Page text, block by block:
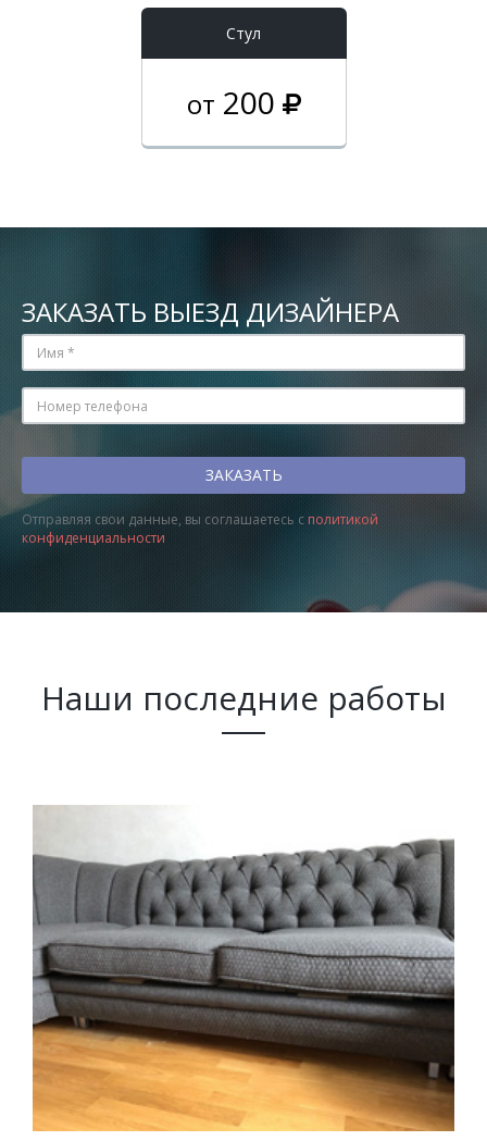
Стул
от 200
ЗАКАЗАТЬ ВЫЕЗД ДИЗАЙНЕРА
Отправляя свои данные, вы соглашаетесь с политикой
конфиденциальности
Наши последние работы